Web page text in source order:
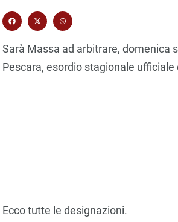
Sarà Massa ad arbitrare, domenica
Pescara, esordio stagionale
Ecco tutte le designazioni.